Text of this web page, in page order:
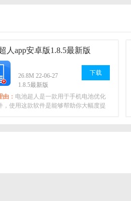
人app安卓版1.8.5最新版
26.8M 22-06-27
1.8.5最新版
下载
由： 电池超人是一款用于手机电池优化
，使用这款软件是能够帮助你大幅度提